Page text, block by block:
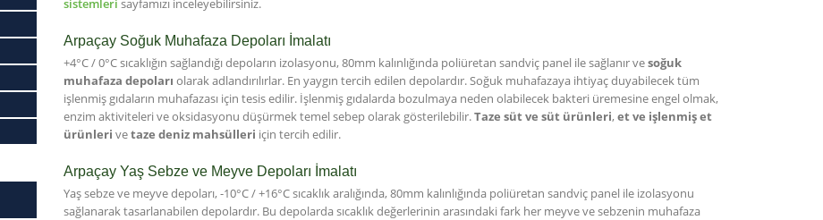
sistemleri sayfamızı inceleyebilirsiniz.
Arpaçay Soğuk Muhafaza Depoları İmalatı
+4°C / 0°C sıcaklığın sağlandığı depoların izolasyonu, 80mm kalınlığında poliüretan sandviç panel ile sağlanır vesoğuk
muhafaza depoları olarak adlandırılırlar. En yaygın tercih edilen depolardır. Soğuk muhafazaya ihtiyaç duyabilecek tüm
işlenmiş gıdaların muhafazası için tesis edilir. İşlenmiş gıdalarda bozulmaya neden olabilecek bakteri üremesine engel olmak,
enzim aktiviteleri ve oksidasyonu düşürmek temel sebep olarak gösterilebilir.Taze süt ve süt ürünleri,et ve işlenmiş et
ürünleri vetaze deniz mahsülleri için tercih edilir.
Arpaçay Yaş Sebze ve Meyve Depoları İmalatı
Yaş sebze ve meyve depoları, -10°C / +16°C sıcaklık aralığında, 80mm kalınlığında poliüretan sandviç panel ile izolasyonu
sağlanarak tasarlanabilen depolardır. Bu depolarda sıcaklık değerlerinin arasındaki fark her meyve ve sebzenin muhafaza